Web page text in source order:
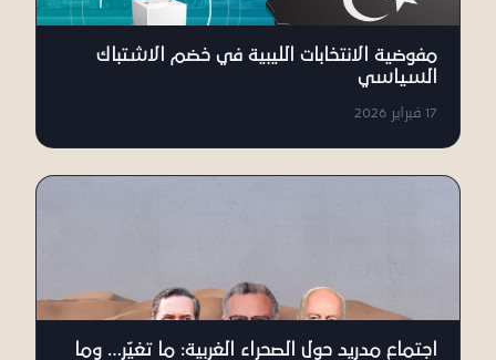
مفوضية الانتخابات الليبية في خضم الاشتباك
السياسي
17 فبراير 2026
اجتماع مدريد حول الصحراء الغربية: ما تغيّر… وما